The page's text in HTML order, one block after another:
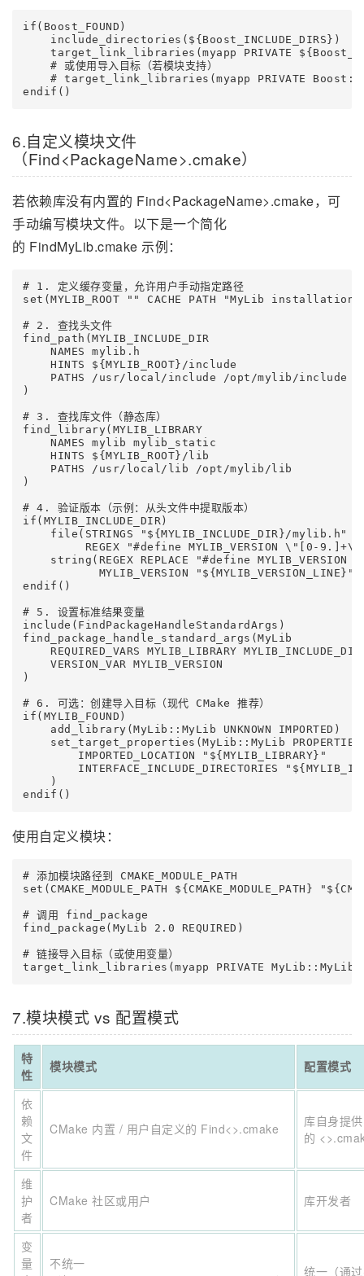
if(Boost_FOUND)
    include_directories(${Boost_INCLUDE_DIRS})
target_link_libraries(myapp PRIVATE
    # 或使用导入目标（若模块支持）
# target_link_libraries(myapp PRIVATE
endif()
6.自定义模块文件
（Find<PackageName>.cmake）
若依赖库没有内置的 Find<PackageName>.cmake，可
手动编写模块文件。以下是一个简化
的 FindMyLib.cmake 示例：
# 1. 定义缓存变量，允许用户手动指定路径
set(MYLIB_ROOT "" CACHE PATH "MyLib
# 2. 查找头文件
find_path(MYLIB_INCLUDE_DIR
    NAMES mylib.h
    HINTS ${MYLIB_ROOT}/include
    PATHS /usr/local/include /opt/mylib/include
)
# 3. 查找库文件（静态库）
find_library(MYLIB_LIBRARY
    NAMES mylib mylib_static
    HINTS ${MYLIB_ROOT}/lib
    PATHS /usr/local/lib /opt/mylib/lib
)
# 4. 验证版本（示例：从头文件中提取版本）
if(MYLIB_INCLUDE_DIR)
file(STRINGS "${MYLIB_INCLUDE_DIR}/mylib.h"
REGEX "#define MYLIB_VERSION \"[0-
string(REGEX REPLACE "#define MYLIB_VERSION
           MYLIB_VERSION "${MYLIB_VERSION_LINE}")
endif()
# 5. 设置标准结果变量
include(FindPackageHandleStandardArgs)
find_package_handle_standard_args(MyLib
    REQUIRED_VARS MYLIB_LIBRARY MYLIB_INCLUDE_DIR
    VERSION_VAR MYLIB_VERSION
)
# 6. 可选：创建导入目标（现代 CMake 推荐）
if(MYLIB_FOUND)
    add_library(MyLib::MyLib UNKNOWN IMPORTED)
    set_target_properties(MyLib::MyLib PROPERTIES
        IMPORTED_LOCATION "${MYLIB_LIBRARY}"
INTERFACE_INCLUDE_DIRECTORIES
    )
endif()
使用自定义模块：
# 添加模块路径到 CMAKE_MODULE_PATH
set(CMAKE_MODULE_PATH ${CMAKE_MODULE_PATH}
# 调用 find_package
find_package(MyLib 2.0 REQUIRED)
# 链接导入目标（或使用变量）
target_link_libraries(myapp PRIVATE MyLib::MyLib)
7.模块模式 vs 配置模式
特
性
模块模式 配置模式
依
赖
文
件
CMake 内置 / 用户自定义的 Find<>.cmake
库自身提供
的
维
护
者
CMake 社区或用户 库开发者
变
量
不统一
统一（通